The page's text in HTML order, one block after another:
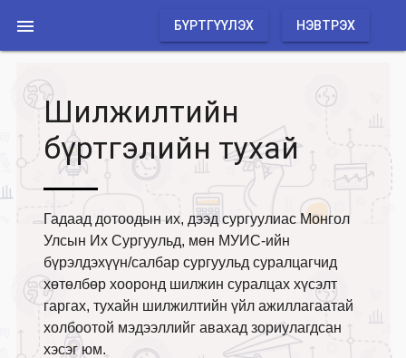
 БҮРТГҮҮЛЭХ НЭВТРЭХ
Шилжилтийн
бүртгэлийн тухай
Гадаад дотоодын их, дээд сургуулиас Монгол
Улсын Их Сургуульд, мөн МУИС-ийн
бүрэлдэхүүн/салбар сургуульд суралцагчид
хөтөлбөр хооронд шилжин суралцах хүсэлт
гаргах, тухайн шилжилтийн үйл ажиллагаатай
холбоотой мэдээллийг авахад зориулагдсан
хэсэг юм.